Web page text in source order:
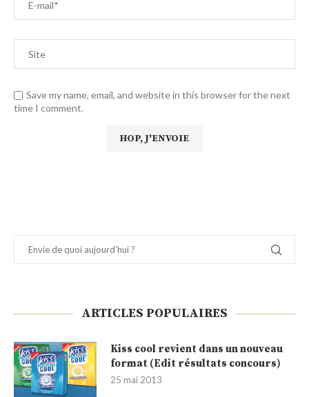
Save my name, email, and website in this browser for the next
time I comment.
ARTICLES POPULAIRES
Kiss cool revient dans un nouveau
format (Edit résultats concours)
25 mai 2013